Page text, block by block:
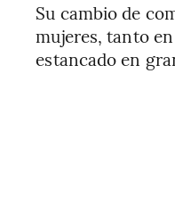
Su cambio de
mujeres, tanto
estancado en